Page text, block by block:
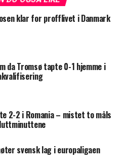
klar for profflivet i Danmark
da Tromsø tapte 0-1 hjemme i
2-2 i Romania – mistet to måls
svensk lag i europaligaen